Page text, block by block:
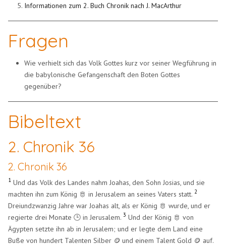
Informationen zum 2. Buch Chronik nach J. MacArthur
Fragen
Wie verhielt sich das Volk Gottes kurz vor seiner Wegführung in
die babylonische Gefangenschaft den Boten Gottes
gegenüber?
Bibeltext
2. Chronik 36
2. Chronik 36
1 Und das Volk des Landes nahm Joahas, den Sohn Josias, und sie
machten ihn zum König 🫅 in Jerusalem an seines Vaters statt. 2
Dreiundzwanzig Jahre war Joahas alt, als er König 🫅 wurde, und er
regierte drei Monate 🕒 in Jerusalem.3 Und der König 🫅 von
Ägypten setzte ihn ab in Jerusalem; und er legte dem Land eine
Buße von hundert Talenten Silber 🪙 ​und einem Talent Gold 🪙 auf.